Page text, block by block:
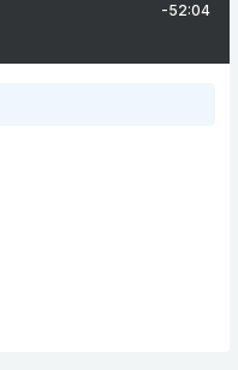
-52:04